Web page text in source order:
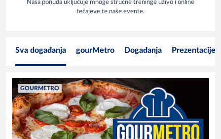
Naša ponuda uključuje mnoge stručne treninge uživo i online
tečajeve te naše evente.
Sva događanja gourMetro Događanja Prezentacije
GOURMETRO